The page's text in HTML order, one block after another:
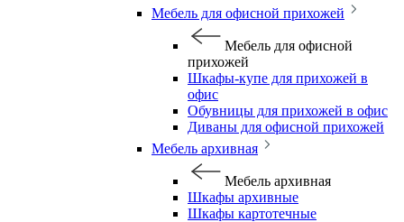
Мебель для офисной прихожей
Мебель для офисной
прихожей
Шкафы-купе для прихожей в
офис
Обувницы для прихожей в офис
Диваны для офисной прихожей
Мебель архивная
Мебель архивная
Шкафы архивные
Шкафы картотечные